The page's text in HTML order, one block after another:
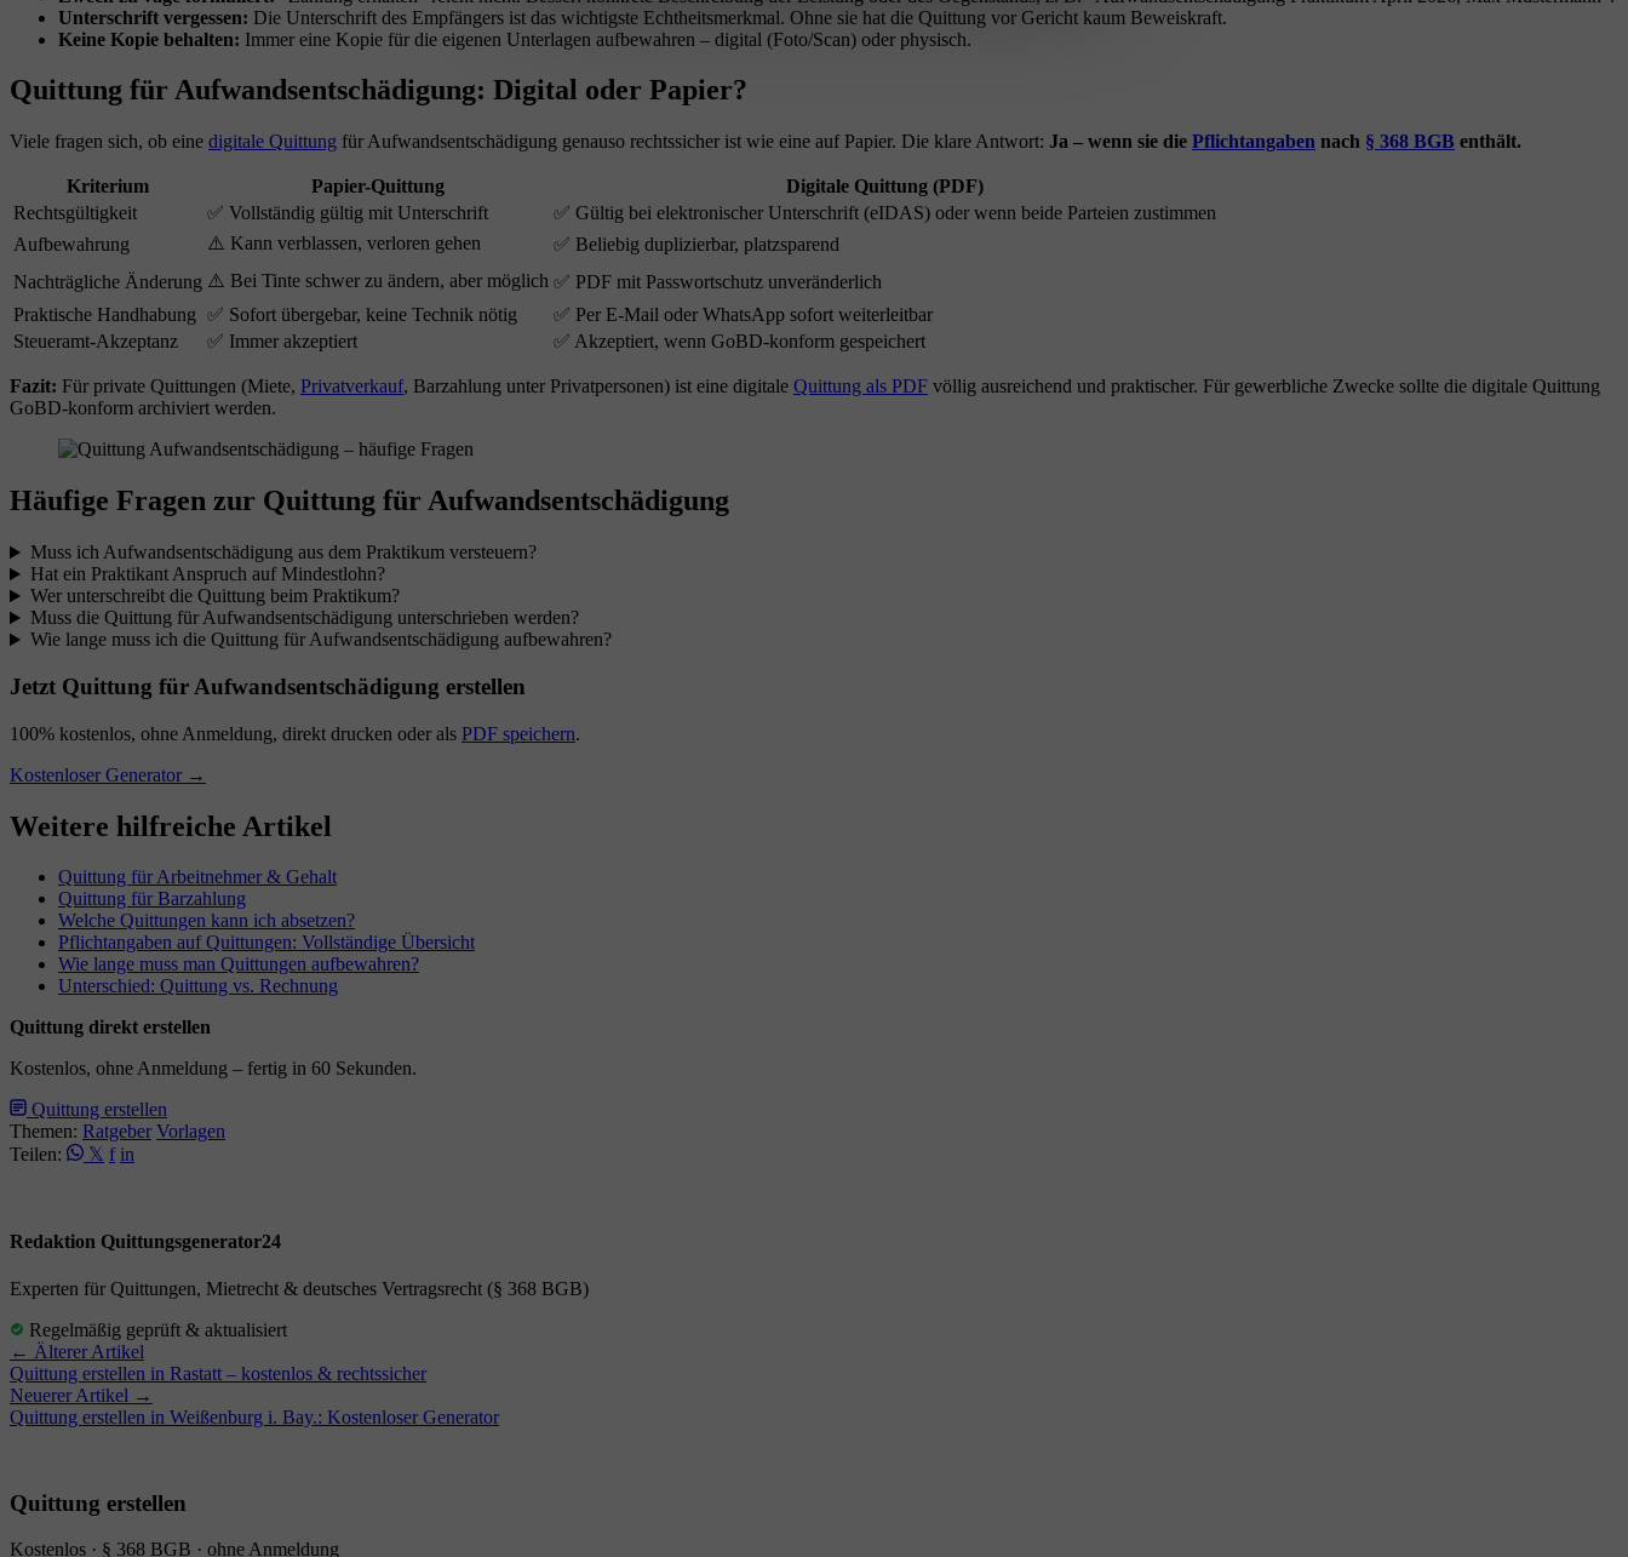
Unterschrift vergessen: Die Unterschrift des Empfängers ist das wichtigste Echtheitsmerkmal. Ohne sie hat die Quittung vor Gericht kaum Beweiskraft.
Keine Kopie behalten: Immer eine Kopie für die eigenen Unterlagen aufbewahren – digital (Foto/Scan) oder physisch.
Quittung für Aufwandsentschädigung: Digital oder Papier?
Viele fragen sich, ob eine digitale Quittung für Aufwandsentschädigung genauso rechtssicher ist wie eine auf Papier. Die klare Antwort: Ja – wenn sie die Pflichtangaben nach § 368 BGB enthält.
Kriterium Papier-Quittung
Digitale Quittung (PDF)
Rechtsgültigkeit
✅ Vollständig gültig mit Unterschrift
✅ Gültig bei elektronischer Unterschrift (eIDAS) oder wenn beide Parteien zustimmen
Aufbewahrung
⚠️ Kann verblassen, verloren gehen
✅ Beliebig duplizierbar, platzsparend
Nachträgliche Änderung ⚠️ Bei Tinte schwer zu ändern, aber möglich ✅ PDF mit Passwortschutz unveränderlich
Praktische Handhabung ✅ Sofort übergebar, keine Technik nötig
✅ Per E-Mail oder WhatsApp sofort weiterleitbar
Steueramt-Akzeptanz
✅ Immer akzeptiert ✅ Akzeptiert, wenn GoBD-konform gespeichert
Fazit: Für private Quittungen (Miete, Privatverkauf, Barzahlung unter Privatpersonen) ist eine digitale Quittung als PDF völlig ausreichend und praktischer. Für gewerbliche Zwecke sollte die digitale Quittung
GoBD-konform archiviert werden.
Häufige Fragen zur Quittung für Aufwandsentschädigung
Muss ich Aufwandsentschädigung aus dem Praktikum versteuern?
Hat ein Praktikant Anspruch auf Mindestlohn?
Wer unterschreibt die Quittung beim Praktikum?
Muss die Quittung für Aufwandsentschädigung unterschrieben werden?
Wie lange muss ich die Quittung für Aufwandsentschädigung aufbewahren?
Jetzt Quittung für Aufwandsentschädigung erstellen
100% kostenlos, ohne Anmeldung, direkt drucken oder als PDF speichern.
Kostenloser Generator →
Weitere hilfreiche Artikel
Quittung für Arbeitnehmer & Gehalt
Quittung für Barzahlung
Welche Quittungen kann ich absetzen?
Pflichtangaben auf Quittungen: Vollständige Übersicht
Wie lange muss man Quittungen aufbewahren?
Unterschied: Quittung vs. Rechnung
Quittung direkt erstellen
Kostenlos, ohne Anmeldung – fertig in 60 Sekunden.
Quittung erstellen
Themen: Ratgeber Vorlagen
Teilen:
𝕏 f in
Redaktion Quittungsgenerator24
Experten für Quittungen, Mietrecht & deutsches Vertragsrecht (§ 368 BGB)
Regelmäßig geprüft & aktualisiert
← Älterer Artikel
Quittung erstellen in Rastatt – kostenlos & rechtssicher
Neuerer Artikel →
Quittung erstellen in Weißenburg i. Bay.: Kostenloser Generator
Quittung erstellen
Kostenlos · § 368 BGB · ohne Anmeldung